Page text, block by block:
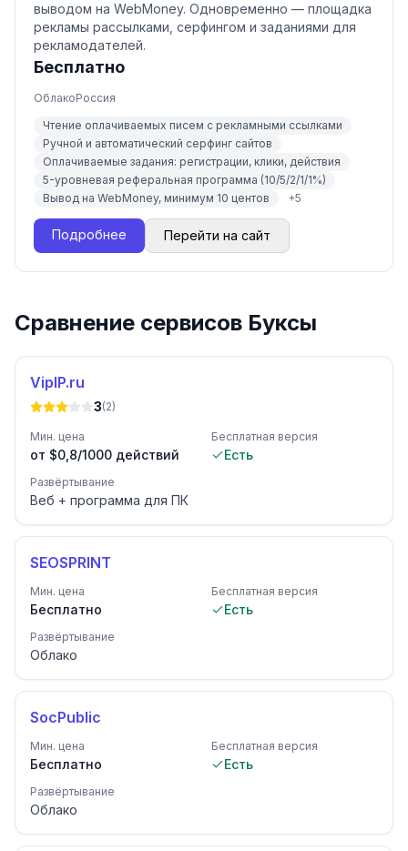
выводом на WebMoney. Одновременно — площадка
рекламы рассылками, серфингом и заданиями для
рекламодателей.
Бесплатно
ОблакоРоссия
Чтение оплачиваемых писем с рекламными ссылками
Ручной и автоматический серфинг сайтов
Оплачиваемые задания: регистрации, клики, действия
5-уровневая реферальная программа (10/5/2/1/1%)
Вывод на WebMoney, минимум 10 центов
+5
Подробнее Перейти на сайт
Сравнение сервисов Буксы
VipIP.ru
3(2)
Мин. цена
от $0,8/1000 действий
Бесплатная версия
Есть
Развёртывание
Веб + программа для ПК
SEOSPRINT
Мин. цена
Бесплатно
Бесплатная версия
Есть
Развёртывание
Облако
SocPublic
Мин. цена
Бесплатно
Бесплатная версия
Есть
Развёртывание
Облако